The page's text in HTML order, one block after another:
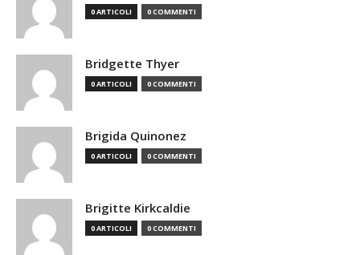
0 ARTICOLI 0 COMMENTI
Bridgette Thyer
0 ARTICOLI 0 COMMENTI
Brigida Quinonez
0 ARTICOLI 0 COMMENTI
Brigitte Kirkcaldie
0 ARTICOLI 0 COMMENTI